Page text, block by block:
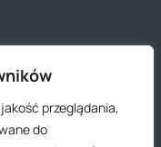
przeglądania,
do